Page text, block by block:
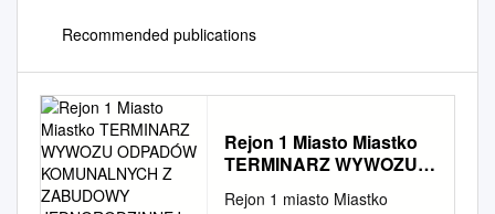
Recommended publications
Rejon 1 Miasto Miastko
TERMINARZ WYWOZU
KOMUNALNYCH Z
Rejon 1 miasto Miastko